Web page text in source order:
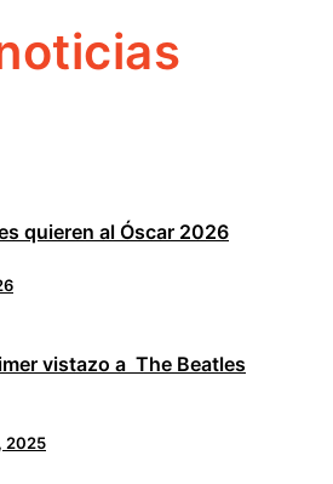
quieren al Óscar 2026
vistazo a The Beatles
2025